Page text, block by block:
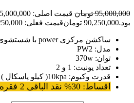
95,000,000 تومان
بود.90,250,000 تومانقیمت فعلی: 90,250,000 تومان.
ساکشن مرکزی power با شستشوی اتوماتیک
مدل: PW2
توان: 370w
تعداد یونیت: 1 و 2
قدرت وکیوم: 10kpa( کیلو پاسکال )
اقساط: 30% نقد الباقی 2 فقره چک